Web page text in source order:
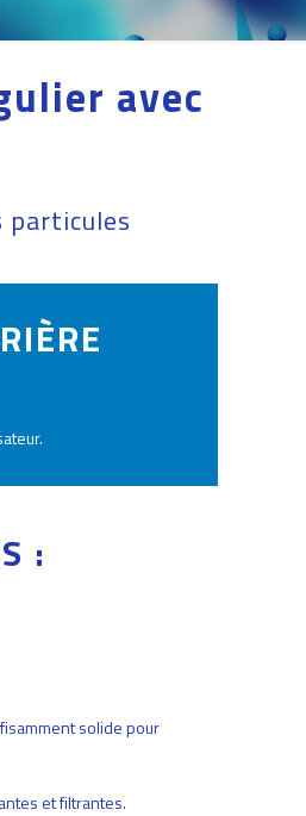
avec
particules
:
solide pour
et filtrantes.